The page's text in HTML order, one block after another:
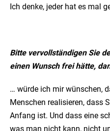
Ich denke, jeder hat es mal
Bitte vervollständigen Sie
einen Wunsch frei hätte,
… würde ich mir wünschen,
Menschen realisieren, dass
Anfang ist. Und dass eine
was man nicht kann, nicht